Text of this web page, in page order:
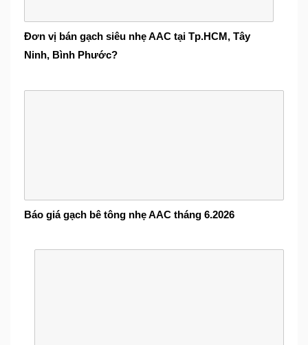
Đơn vị bán gạch siêu nhẹ AAC tại Tp.HCM, Tây
Ninh, Bình Phước?
Báo giá gạch bê tông nhẹ AAC tháng 6.2026